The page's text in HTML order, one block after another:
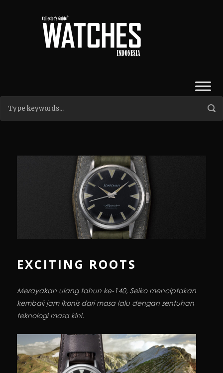
EXCITING ROOTS
Merayakan ulang tahun ke-140, Seiko menciptakan
kembali jam ikonis dari masa lalu dengan sentuhan
teknologi masa kini.